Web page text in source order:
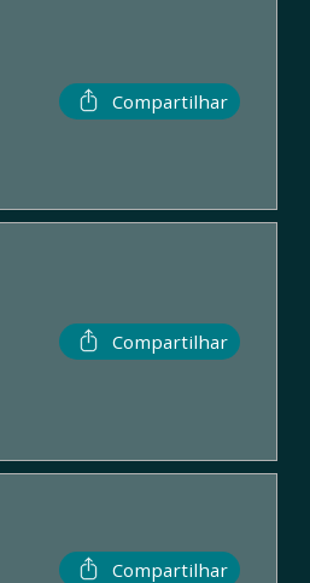
Compartilhar
Compartilhar
Compartilhar